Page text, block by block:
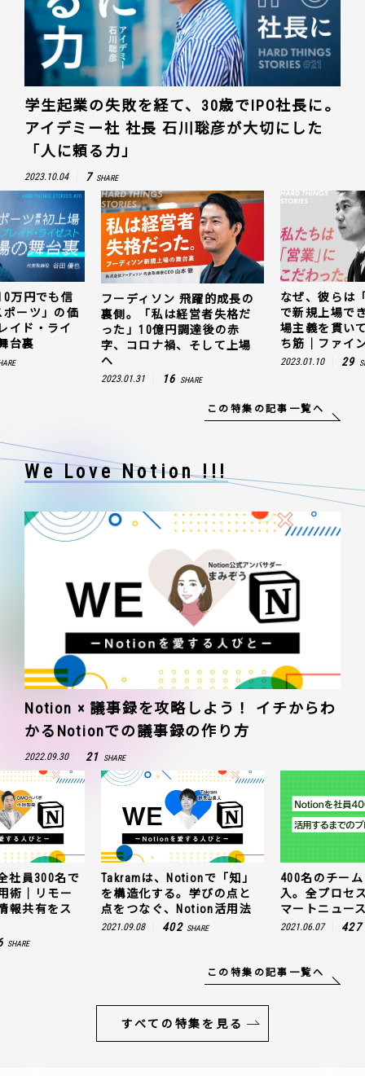
学生起業の失敗を経て、30歳でIPO社長に。
アイデミー社 社長 石川聡彦が大切にした
「人に頼る力」
2023.10.04 7 SHARE
万円でも信
ーツ」の価
イド・ライ
台裏
フーディソン 飛躍的成長の
裏側。「私は経営者失格だ
った」10億円調達後の赤
字、コロナ禍、そして上場
へ
2023.01.31 16 SHARE
なぜ、彼らは
で新規上場で
場主義を貫い
ち筋｜ファイ
2023.01.10 29
この特集の記事一覧へ
We Love Notion !!!
Notion × 議事録を攻略しよう！ イチからわ
かるNotionでの議事録の作り方
2022.09.30 21 SHARE
社員300名で
術｜リモー
報共有をス
SHARE
Takramは、Notionで「知」
を構造化する。学びの点と
点をつなぐ、Notion活用法
2021.09.08 402 SHARE
400名のチー
入。全プロセ
マートニュー
2021.06.07 427
この特集の記事一覧へ
すべての特集を見る